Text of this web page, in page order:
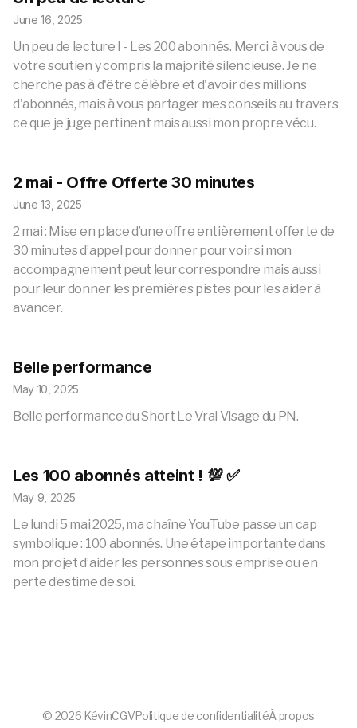
June 16, 2025
Un peu de lecture I - Les 200 abonnés. Merci à vous de
votre soutien y compris la majorité silencieuse. Je ne
cherche pas à d'être célèbre et d'avoir des millions
d'abonnés, mais à vous partager mes conseils au travers
ce que je juge pertinent mais aussi mon propre vécu.
2 mai - Offre Offerte 30 minutes
June 13, 2025
2 mai : Mise en place d’une offre entièrement offerte de
30 minutes d’appel pour donner pour voir si mon
accompagnement peut leur correspondre mais aussi
pour leur donner les premières pistes pour les aider à
avancer.
Belle performance
May 10, 2025
Belle performance du Short Le Vrai Visage du PN.
Les 100 abonnés atteint ! 💯 ✅
May 9, 2025
Le lundi 5 mai 2025, ma chaîne YouTube passe un cap
symbolique : 100 abonnés. Une étape importante dans
mon projet d’aider les personnes sous emprise ou en
perte d’estime de soi.
© 2026 KévinCGVPolitique de confidentialitéÀ propos